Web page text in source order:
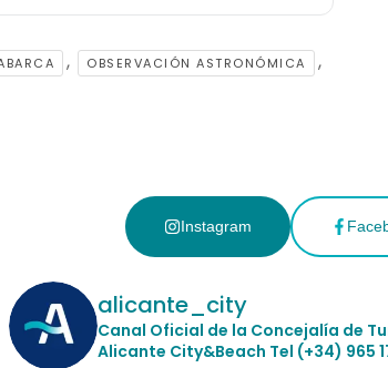
, OBSERVACIÓN ASTRONÓMICA ,
Instagram
alicante_city
Canal Oficial de la Concejalía de
Alicante City&Beach Tel (+34) 965